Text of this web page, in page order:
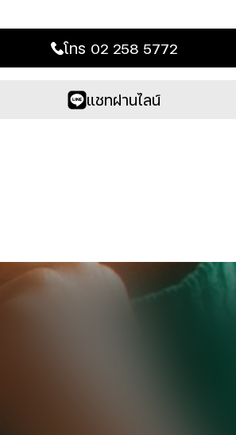
โทร 02 258 5772
แชทผ่านไลน์